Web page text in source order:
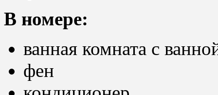
В номере:
ванная комната с
фен